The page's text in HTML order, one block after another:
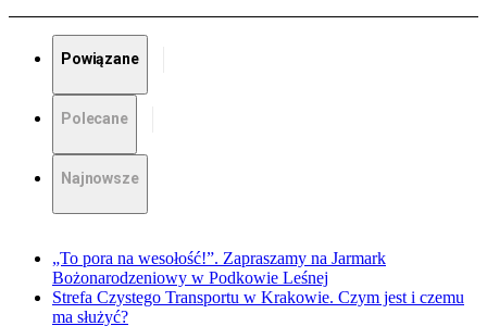
Powiązane
Polecane
Najnowsze
„To pora na wesołość!”. Zapraszamy na Jarmark
Bożonarodzeniowy w Podkowie Leśnej
Strefa Czystego Transportu w Krakowie. Czym jest i czemu
ma służyć?